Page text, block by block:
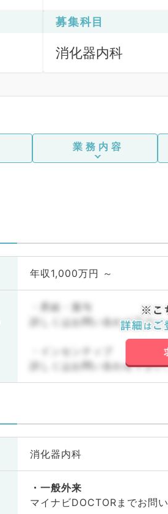
募集科目
消化器内科
業務内容
年収1,000万円 ～
・昇給・賞与
詳しくはお問い合わせ下さ
・インセンティブ
詳しくはお問い合わせ下さ
消化器内科
一般外来
マイナビDOCTORまでお問